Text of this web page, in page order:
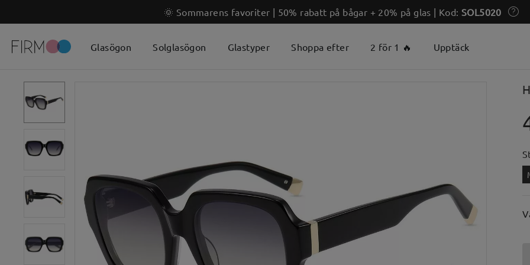
🌞 Sommarens favoriter | 50% rabatt på bågar + 20% på glas | Kod:SOL5020
Glasögon Solglasögon Glastyper Shoppa efter 2 för 1 🔥 Upptäck